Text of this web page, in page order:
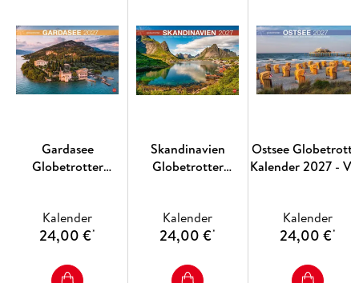
Gardasee
Globetrotter
Buchten und
malerischen Orten
Kalender
24,00 €*
Skandinavien
Globetrotter
und Fjorden
Kalender
24,00 €*
Ostsee
Kalender 2027 -
rauen Küsten
Kalender
24,00 €*